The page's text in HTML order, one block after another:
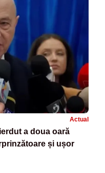
Actual
a doua oară
și ușor